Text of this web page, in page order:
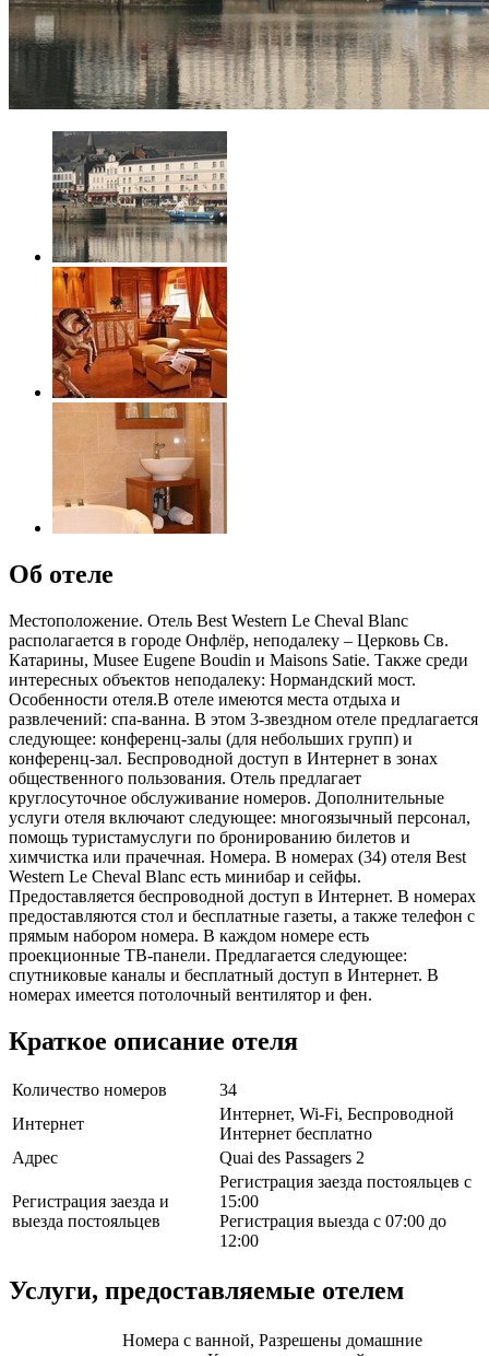
Об отеле
Местоположение. Отель Best Western Le Cheval Blanc
располагается в городе Онфлёр, неподалеку – Церковь Св.
Катарины, Musee Eugene Boudin и Maisons Satie. Также среди
интересных объектов неподалеку: Нормандский мост.
Особенности отеля.В отеле имеются места отдыха и
развлечений: спа-ванна. В этом 3-звездном отеле предлагается
следующее: конференц-залы (для небольших групп) и
конференц-зал. Беспроводной доступ в Интернет в зонах
общественного пользования. Отель предлагает
круглосуточное обслуживание номеров. Дополнительные
услуги отеля включают следующее: многоязычный персонал,
помощь туристамуслуги по бронированию билетов и
химчистка или прачечная. Номера. В номерах (34) отеля Best
Western Le Cheval Blanc есть минибар и сейфы.
Предоставляется беспроводной доступ в Интернет. В номерах
предоставляются стол и бесплатные газеты, а также телефон с
прямым набором номера. В каждом номере есть
проекционные ТВ-панели. Предлагается следующее:
спутниковые каналы и бесплатный доступ в Интернет. В
номерах имеется потолочный вентилятор и фен.
Краткое описание отеля
Количество номеров
34
Интернет
Интернет, Wi-Fi, Беспроводной
Интернет бесплатно
Адрес
Quai des Passagers 2
Регистрация заезда и
выезда постояльцев
Регистрация заезда постояльцев с
15:00
Регистрация выезда с 07:00 до
12:00
Услуги, предоставляемые отелем
Номера с ванной, Разрешены домашние